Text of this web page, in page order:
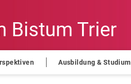
Bistum Trier
Ausbildung & Studium